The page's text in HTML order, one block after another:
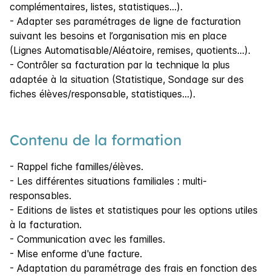
complémentaires, listes, statistiques…).
- Adapter ses paramétrages de ligne de facturation
suivant les besoins et l’organisation mis en place
(Lignes Automatisable/Aléatoire, remises, quotients…).
- Contrôler sa facturation par la technique la plus
adaptée à la situation (Statistique, Sondage sur des
fiches élèves/responsable, statistiques…).
Contenu de la formation
- Rappel fiche familles/élèves.
- Les différentes situations familiales : multi-
responsables.
- Editions de listes et statistiques pour les options utiles
à la facturation.
- Communication avec les familles.
- Mise enforme d'une facture.
- Adaptation du paramétrage des frais en fonction des